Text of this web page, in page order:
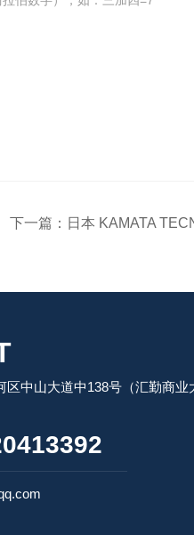
下一篇： 日本 KAMATA
区中山大道中138号（汇勤商业